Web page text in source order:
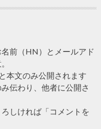
前（HN）とメールアド
本文のみ公開されます
伝わり、他者に公開さ
しければ「コメントを